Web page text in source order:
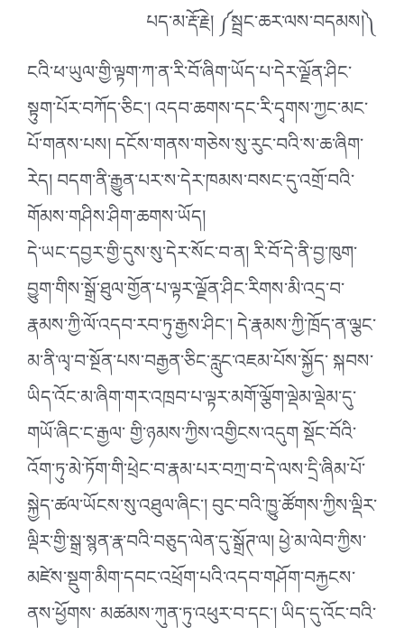
པད་མ་རྡོ་རྗེ། ༼སྦྲང་ཆར་ལས་བདམས།༽
ངའི་ཕ་ཡུལ་གྱི་ལྟག་ཀ་ན་རི་བོ་ཞིག་ཡོད་པ་དེར་ལྗོན་ཤིང་
སྟུག་པོར་བཀོད་ཅིང༌། འདབ་ཆགས་དང་རི་དྭགས་ཀྱང་མང་
པོ་གནས་པས། དངོས་གནས་གཅེས་སུ་རུང་བའི་ས་ཆ་ཞིག་
རེད། བདག་ནི་རྒྱུན་པར་ས་དེར་ཁམས་བསང་དུ་འགྲོ་བའི་
གོམས་གཤིས་ཤིག་ཆགས་ཡོད།
དེ་ཡང་དབྱར་གྱི་དུས་སུ་དེར་སོང་བ་ན། རི་བོ་དེ་ནི་བྱ་ཁུག་
བྱུག་གིས་སྒྲོ་ཐུལ་གྱོན་པ་ལྟར་ལྗོན་ཤིང་རིགས་མི་འདྲ་བ་
རྣམས་ཀྱི་ལོ་འདབ་རབ་ཏུ་རྒྱས་ཤིང༌། དེ་རྣམས་ཀྱི་ཁྲོད་ན་ལྕང་
མ་ནི་ལྭ་བ་སྔོན་པས་བརྒྱན་ཅིང་རླུང་འཇམ་པོས་སྐྱོད་ སྐབས་
ཡིད་འོང་མ་ཞིག་གར་འཁྲབ་པ་ལྟར་མགོ་ལྕོག་ལྡེམ་ལྡེམ་དུ་
གཡོ་ཞིང་ང་རྒྱལ་ གྱི་ཉམས་ཀྱིས་འགྱིངས་འདུག སྡོང་བོའི་
འོག་ཏུ་མེ་ཏོག་གི་ཕྲེང་བ་རྣམ་པར་བཀྲ་བ་དེ་ལས་དྲི་ཞིམ་པོ་
སྐྱེད་ཚལ་ཡོངས་སུ་འཐུལ་ཞིང༌། བུང་བའི་ཁྱུ་ཚོགས་ཀྱིས་ལྡིར་
ལྡིར་གྱི་སྒྲ་སྙན་རྣ་བའི་བཅུད་ལེན་དུ་སྒྲོཊ་ལ། ཕྱེ་མ་ལེབ་ཀྱིས་
མཛེས་སྡུག་མིག་དབང་འཕྲོག་པའི་འདབ་གཤོག་བརྐྱངས་